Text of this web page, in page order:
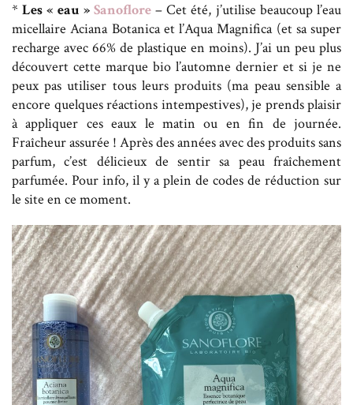
*Les « eau » Sanoflore– Cet été, j’utilise beaucoup l’eau
micellaire Aciana Botanica et l’Aqua Magnifica (et sa super
recharge avec 66% de plastique en moins). J’ai un peu plus
découvert cette marque bio l’automne dernier et si je ne
peux pas utiliser tous leurs produits (ma peau sensible a
encore quelques réactions intempestives), je prends plaisir
à appliquer ces eaux le matin ou en fin de journée.
Fraîcheur assurée ! Après des années avec des produits sans
parfum, c’est délicieux de sentir sa peau fraîchement
parfumée. Pour info, il y a plein de codes de réduction sur
le site en ce moment.